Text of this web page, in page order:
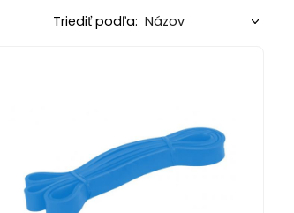
Triediť podľa: